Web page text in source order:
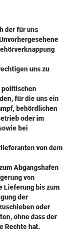
der für uns
uns zu
politischen
für die uns ein
behördlichen
oder im
bei
von dem
Abgangshafen
von
Lieferung bis zum
der
oder
ohne dass der
Rechte hat.